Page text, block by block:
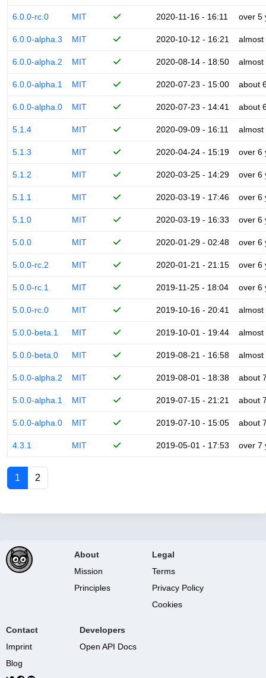
6.0.0-rc.0 MIT 2020-11-16 - 16:11 over 5
6.0.0-alpha.3 MIT 2020-10-12 - 16:21 almost
6.0.0-alpha.2 MIT 2020-08-14 - 18:50 almost
6.0.0-alpha.1 MIT 2020-07-23 - 15:00 about
6.0.0-alpha.0 MIT 2020-07-23 - 14:41 about
5.1.4 MIT 2020-09-09 - 16:11 almost
5.1.3 MIT 2020-04-24 - 15:19 over 6
5.1.2 MIT 2020-03-25 - 14:29 over 6
5.1.1 MIT 2020-03-19 - 17:46 over 6
5.1.0 MIT 2020-03-19 - 16:33 over 6
5.0.0 MIT 2020-01-29 - 02:48 over 6
5.0.0-rc.2 MIT 2020-01-21 - 21:15 over 6
5.0.0-rc.1 MIT 2019-11-25 - 18:04 over 6
5.0.0-rc.0 MIT 2019-10-16 - 20:41 almost
5.0.0-beta.1 MIT 2019-10-01 - 19:44 almost
5.0.0-beta.0 MIT 2019-08-21 - 16:58 almost
5.0.0-alpha.2 MIT 2019-08-01 - 18:38 about
5.0.0-alpha.1 MIT 2019-07-15 - 21:21 about
5.0.0-alpha.0 MIT 2019-07-10 - 15:05 about
4.3.1 MIT 2019-05-01 - 17:53 over 7
1 2
About
Mission
Principles
Legal
Terms
Privacy Policy
Cookies
Contact
Imprint
Blog
Developers
Open API Docs